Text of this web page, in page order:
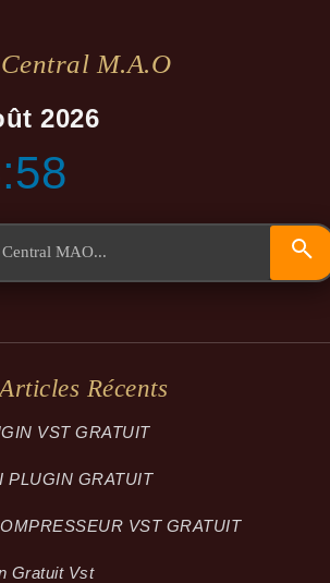
Central M.a.o
2026
Articles Récents
VST GRATUIT
PLUGIN GRATUIT
VST GRATUIT
Gratuit Vst